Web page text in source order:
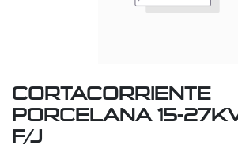
CORTACORRIENTE
PORCELANA 15-
F/J